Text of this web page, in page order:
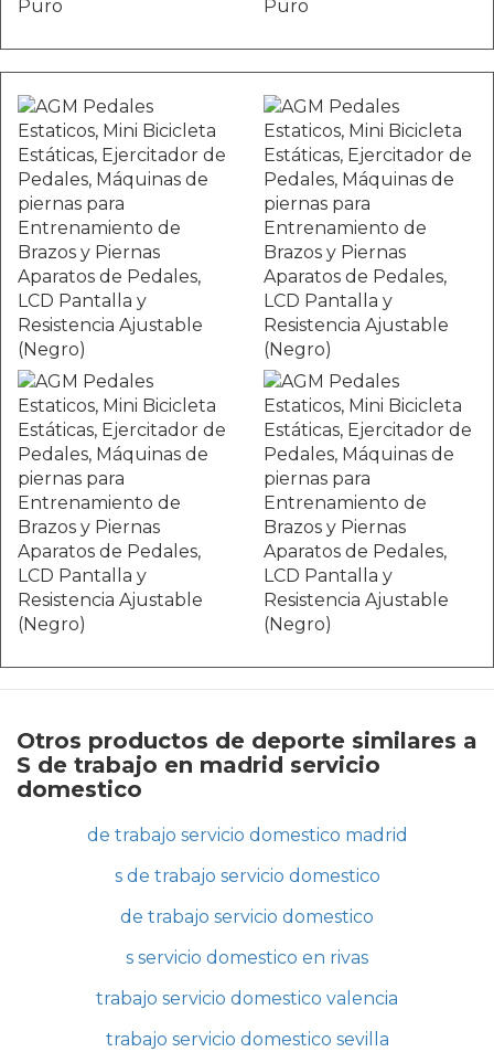
Otros productos de deporte similares a
S de trabajo en madrid servicio
domestico
de trabajo servicio domestico madrid
s de trabajo servicio domestico
de trabajo servicio domestico
s servicio domestico en rivas
trabajo servicio domestico valencia
trabajo servicio domestico sevilla